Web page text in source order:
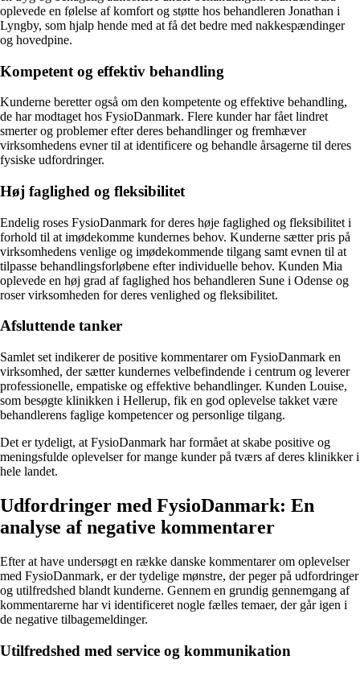
oplevede en følelse af komfort og støtte hos behandleren Jonathan i
Lyngby, som hjalp hende med at få det bedre med nakkespændinger
og hovedpine.
Kompetent og effektiv behandling
Kunderne beretter også om den kompetente og effektive behandling,
de har modtaget hos FysioDanmark. Flere kunder har fået lindret
smerter og problemer efter deres behandlinger og fremhæver
virksomhedens evner til at identificere og behandle årsagerne til deres
fysiske udfordringer.
Høj faglighed og fleksibilitet
Endelig roses FysioDanmark for deres høje faglighed og fleksibilitet i
forhold til at imødekomme kundernes behov. Kunderne sætter pris på
virksomhedens venlige og imødekommende tilgang samt evnen til at
tilpasse behandlingsforløbene efter individuelle behov. Kunden Mia
oplevede en høj grad af faglighed hos behandleren Sune i Odense og
roser virksomheden for deres venlighed og fleksibilitet.
Afsluttende tanker
Samlet set indikerer de positive kommentarer om FysioDanmark en
virksomhed, der sætter kundernes velbefindende i centrum og leverer
professionelle, empatiske og effektive behandlinger. Kunden Louise,
som besøgte klinikken i Hellerup, fik en god oplevelse takket være
behandlerens faglige kompetencer og personlige tilgang.
Det er tydeligt, at FysioDanmark har formået at skabe positive og
meningsfulde oplevelser for mange kunder på tværs af deres klinikker i
hele landet.
Udfordringer med FysioDanmark: En
analyse af negative kommentarer
Efter at have undersøgt en række danske kommentarer om oplevelser
med FysioDanmark, er der tydelige mønstre, der peger på udfordringer
og utilfredshed blandt kunderne. Gennem en grundig gennemgang af
kommentarerne har vi identificeret nogle fælles temaer, der går igen i
de negative tilbagemeldinger.
Utilfredshed med service og kommunikation